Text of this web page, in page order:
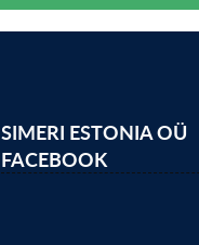
SIMERI ESTONIA OÜ
FACEBOOK